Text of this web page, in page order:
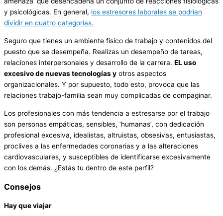
y psicológicas. En general, los estresores laborales se podrían
dividir en cuatro categorías.
Seguro que tienes un ambiente físico de trabajo y contenidos del
puesto que se desempeña. Realizas un desempeño de tareas,
relaciones interpersonales y desarrollo de la carrera. EL uso
excesivo de nuevas tecnologías y otros aspectos
organizacionales. Y por supuesto, todo esto, provoca que las
relaciones trabajo-familia sean muy complicadas de compaginar.
Los profesionales con más tendencia a estresarse por el trabajo
son personas empáticas, sensibles, ‘humanas’, con dedicación
profesional excesiva, idealistas, altruistas, obsesivas, entusiastas,
proclives a las enfermedades coronarias y a las alteraciones
cardiovasculares, y susceptibles de identificarse excesivamente
con los demás. ¿Estás tu dentro de este perfil?
Consejos
Hay que viajar